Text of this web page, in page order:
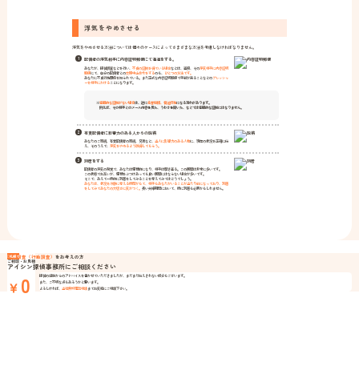
浮気をやめさせる
浮気をやめさせる方法については個々のケースによってさまざまな方法を考慮しなければなりません。
配偶者の浮気相手に内容証明郵便にて通達をする。
あなたが、探偵調査などを行い、 不貞の証拠を得ている場合などは、直接、その浮気相手に内容証明
郵便にて、自分の配偶者との交際中止命令をするのも、
ひとつの方法です。
あなたに不貞行為関係を知られている。また正式な内容証明郵便で手紙が来ることなどのプレッシャ
ーを相手にかけることになります。
※客観的な証拠がない場合は、逆に名誉毀損、脅迫行為になる恐れがあります。
例えば、その相手とのメール内容を見た、うわさを聞いた、などでは客観的な証拠にはなりません。
有責配偶者に影響力のある人からの説得
あなたのご両親、有責配偶者の両親、兄弟など、 当人に影響力のある人物に、現在の状況を正確に伝
え、そのうえで、 浮気をやめるよう説得してもらう。
別居をする
配偶者の浮気の発覚で、あなたは感情的になり、相手は開き直る。この展開は非常に多いです。
この状態でお互いが、感情をぶつけあっても良い展開にはならない場合が多いです。
そこで、あえて一時的に別居をしてみることを考えてみてはどうでしょう。
あなたは、状況を冷静に考える時間がもて、相手もあなたがいることが当たり前になっており、別居
をしてみてあなたの大切さに気がつく。 長い夫婦期間において、時に別居も必要かもしれません。
秘密厳守
ご相談・お見積
￥ 0
札幌で
浮気調査（行動調査） をお考えの方
アイシン探偵事務所にご相談ください
探偵の経験からのアドバイスを書かせていただきましたが、まだまだ伝えきれない部分もございます。
また、ご不明な点もあろうかと思います。
よろしければ、 当社無料電話相談までお気軽にご相談下さい。